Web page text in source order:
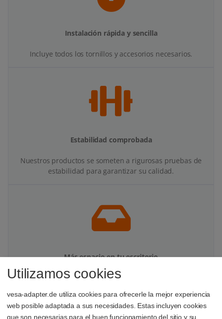
Instalación rápida y sencilla
Incluye todos los tornillos y accesorios necesarios.
Estabilidad comprobada
Nuestros productos se someten a rigurosas pruebas de
estabilidad para garantizar su calidad.
Más espacio en tu escritorio
Con tu adaptador VESA y soporte para monitor ganarás
Utilizamos cookies
vesa-adapter.de utiliza cookies para ofrecerle la mejor experiencia
web posible adaptada a sus necesidades. Estas incluyen cookies
que son necesarias para el buen funcionamiento del sitio y su